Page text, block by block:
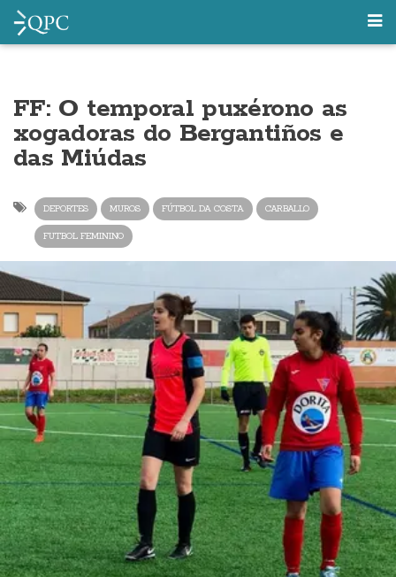
FF: O temporal puxérono as
xogadoras do Bergantiños e
das Miúdas
DEPORTES MUROS FÚTBOL DA COSTA CARBALLO
FUTBOL FEMININO